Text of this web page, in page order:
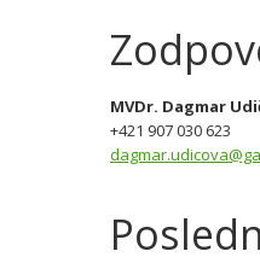
MVDr. Dagmar
+421 907 030 623